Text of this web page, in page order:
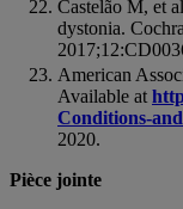
Castelão M, et
dystonia.
American
Available at
Conditions-
2020.
Pièce jointe